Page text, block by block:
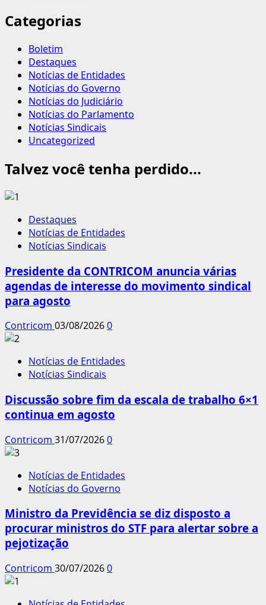
Categorias
Boletim
Destaques
Notícias de Entidades
Notícias do Governo
Notícias do Judiciário
Notícias do Parlamento
Notícias Sindicais
Uncategorized
Talvez você tenha perdido...
Destaques
Notícias de Entidades
Notícias Sindicais
Presidente da CONTRICOM anuncia várias
agendas de interesse do movimento sindical
para agosto
Contricom 03/08/20260
Notícias de Entidades
Notícias Sindicais
Discussão sobre fim da escala de trabalho 6×1
continua em agosto
Contricom 31/07/20260
Notícias de Entidades
Notícias do Governo
Ministro da Previdência se diz disposto a
procurar ministros do STF para alertar sobre a
pejotização
Contricom 30/07/20260